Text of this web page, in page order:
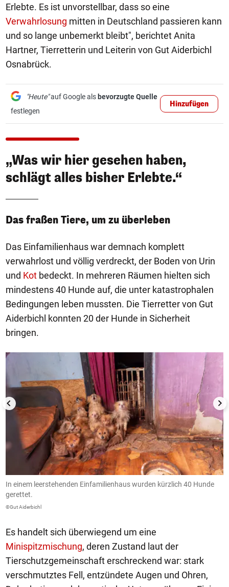
Erlebte. Es ist unvorstellbar, dass so eine
Verwahrlosung mitten in Deutschland passieren kann
und so lange unbemerkt bleibt", berichtet Anita
Hartner, Tierretterin und Leiterin von Gut Aiderbichl
Osnabrück.
"Heute"auf Google als bevorzugte Quelle
festlegen
Hinzufügen
„Was wir hier gesehen haben,
schlägt alles bisher Erlebte.“
Das fraßen Tiere, um zu überleben
Das Einfamilienhaus war demnach komplett
verwahrlost und völlig verdreckt, der Boden von Urin
und Kot bedeckt. In mehreren Räumen hielten sich
mindestens 40 Hunde auf, die unter katastrophalen
Bedingungen leben mussten. Die Tierretter von Gut
Aiderbichl konnten 20 der Hunde in Sicherheit
bringen.
1/10
In einem leerstehenden Einfamilienhaus wurden kürzlich 40 Hunde
gerettet.
©Gut Aiderbichl
Es handelt sich überwiegend um eine
Minispitzmischung, deren Zustand laut der
Tierschutzgemeinschaft erschreckend war: stark
verschmutztes Fell, entzündete Augen und Ohren,